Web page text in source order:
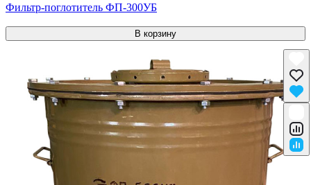
Фильтр-поглотитель ФП-300УБ
В корзину